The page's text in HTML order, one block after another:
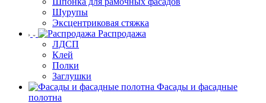
Шурупы
Эксцентриковая стяжка
Распродажа
ЛДСП
Клей
Полки
Заглушки
Фасады и фасадные
полотна